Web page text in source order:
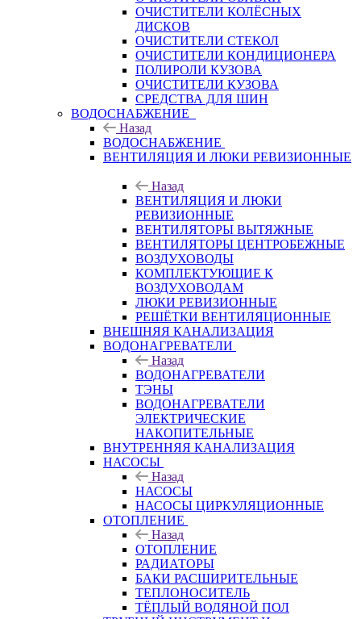
ОЧИСТИТЕЛИ КОЛЁСНЫХ
ДИСКОВ
ОЧИСТИТЕЛИ СТЕКОЛ
ОЧИСТИТЕЛИ КОНДИЦИОНЕРА
ПОЛИРОЛИ КУЗОВА
ОЧИСТИТЕЛИ КУЗОВА
СРЕДСТВА ДЛЯ ШИН
ВОДОСНАБЖЕНИЕ
Назад
ВОДОСНАБЖЕНИЕ
ВЕНТИЛЯЦИЯ И ЛЮКИ РЕВИЗИОННЫЕ
Назад
ВЕНТИЛЯЦИЯ И ЛЮКИ
РЕВИЗИОННЫЕ
ВЕНТИЛЯТОРЫ ВЫТЯЖНЫЕ
ВЕНТИЛЯТОРЫ ЦЕНТРОБЕЖНЫЕ
ВОЗДУХОВОДЫ
КОМПЛЕКТУЮЩИЕ К
ВОЗДУХОВОДАМ
ЛЮКИ РЕВИЗИОННЫЕ
РЕШЁТКИ ВЕНТИЛЯЦИОННЫЕ
ВНЕШНЯЯ КАНАЛИЗАЦИЯ
ВОДОНАГРЕВАТЕЛИ
Назад
ВОДОНАГРЕВАТЕЛИ
ТЭНЫ
ВОДОНАГРЕВАТЕЛИ
ЭЛЕКТРИЧЕСКИЕ
НАКОПИТЕЛЬНЫЕ
ВНУТРЕННЯЯ КАНАЛИЗАЦИЯ
НАСОСЫ
Назад
НАСОСЫ
НАСОСЫ ЦИРКУЛЯЦИОННЫЕ
ОТОПЛЕНИЕ
Назад
ОТОПЛЕНИЕ
РАДИАТОРЫ
БАКИ РАСШИРИТЕЛЬНЫЕ
ТЕПЛОНОСИТЕЛЬ
ТЁПЛЫЙ ВОДЯНОЙ ПОЛ